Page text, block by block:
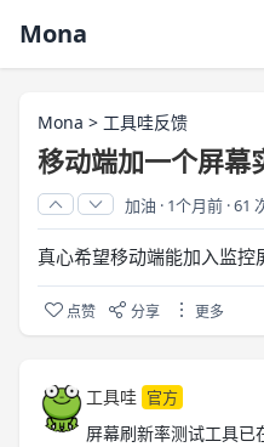
Mona
Mona > 工具哇反馈
移动端加一个屏幕
加油 · 1个月前 ·61
真心希望移动端能加入监控
点赞 分享 更多
工具哇 官方
屏幕刷新率测试工具已